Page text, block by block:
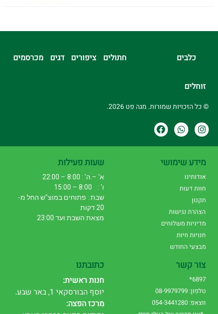
כלבים חתולים ציפורים דגים מכרסמים
זוחלים
© כל הזכויות שמורות. מגה פט 2026.
מידע שימושי
אודותינו
חוות דעות
תקנון
הצהרת נגישות
מדיניות משלוחים
חנויות חיות
מבצעי החודש
שעות פעילות
א' – ה' : 8:00 – 22:00
ו' : 8:00 – 15:00
שבת : פתוחים במוצ"ש החל מ-
20 דקות
מצאת השבת ועד 23:00
צור קשר
6897*
טלפון: 08-9979799
ווצאפ: 054-3441280
כתובתנו
חנות ראשית:
יוסף הבורסקאי 1, באר שבע.
מרכז הפצה: